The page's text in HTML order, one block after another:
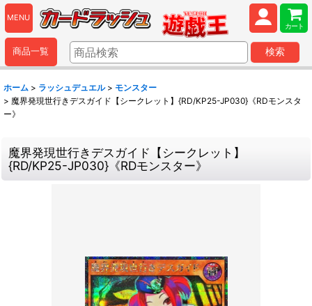
MENU
カート
商品一覧 検索
ホーム > ラッシュデュエル > モンスター
> 魔界発現世行きデスガイド【シークレット】{RD/KP25-JP030}《RDモンスタ
ー》
魔界発現世行きデスガイド【シークレット】
{RD/KP25-JP030}《RDモンスター》